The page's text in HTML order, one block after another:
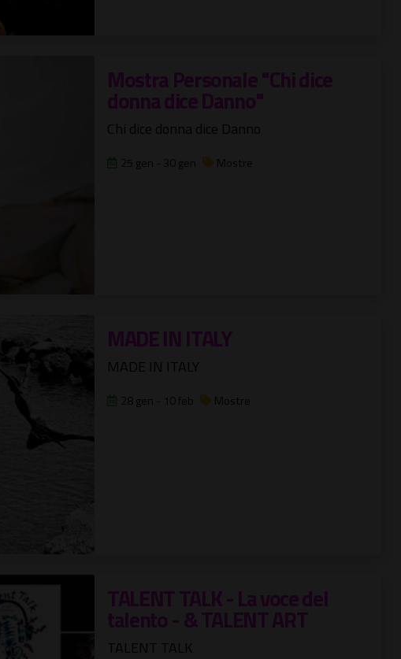
Mostra Personale "Chi dice
donna dice Danno"
Chi dice donna dice Danno
25 gen - 30 gen Mostre
MADE IN ITALY
MADE IN ITALY
28 gen - 10 feb Mostre
TALENT TALK - La voce del
talento - & TALENT ART
TALENT TALK